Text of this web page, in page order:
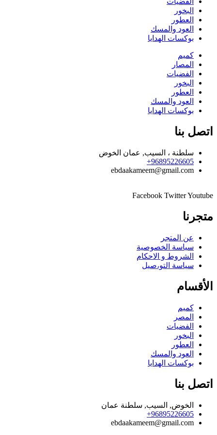
البخور
العطور
العود والمسك
بوكسات الهدايا
كميم
المصار
الفضيات
البخور
العطور
العود والمسك
بوكسات الهدايا
اتصل بنا
سلطنة ، السيب, عمان الخوض
96895226605+
ebdaakameem@gmail.com
Facebook TwitterYoutube
متجرنا
عن المتجر
سياسة الخصوصية
الشروط و الاحكام
سياسة التو،صيل
الأقسام
كميم
المصر
الفضيات
البخور
العطور
العود والمسك
بوكسات الهدايا
اتصل بنا
الخوض, السيب, سلطنة عمان
96895226605+
ebdaakameem@gmail.com